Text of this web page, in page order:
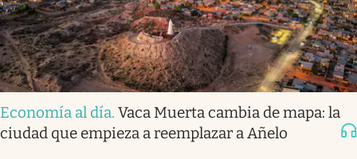
Economía al día. Vaca Muerta cambia de mapa: la
ciudad que empieza a reemplazar a Añelo